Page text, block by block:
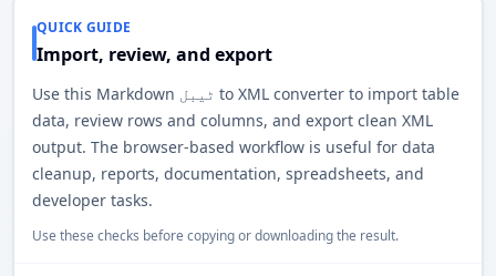
QUICK GUIDE
Import, review, and export
Use this Markdown ٹیبل to XML converter to import table
data, review rows and columns, and export clean XML
output. The browser-based workflow is useful for data
cleanup, reports, documentation, spreadsheets, and
developer tasks.
Use these checks before copying or downloading the result.